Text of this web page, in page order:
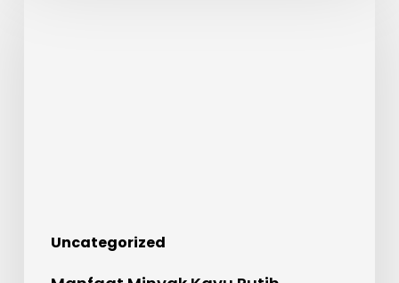
Uncategorized